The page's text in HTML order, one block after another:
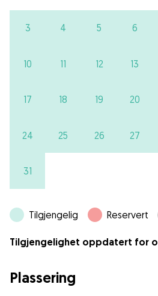
3 4 5 6
10 11 12 13
17 18 19 20
24 25 26 27
31
Tilgjengelig Reservert
Tilgjengelighet oppdatert for
Plassering